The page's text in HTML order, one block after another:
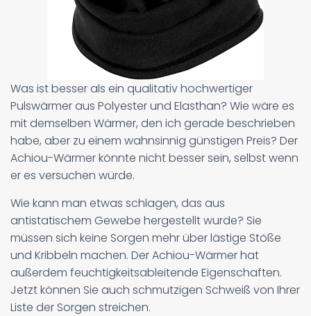
Was ist besser als ein qualitativ hochwertiger
Pulswärmer aus Polyester und Elasthan? Wie wäre es
mit demselben Wärmer, den ich gerade beschrieben
habe, aber zu einem wahnsinnig günstigen Preis? Der
Achiou-Wärmer könnte nicht besser sein, selbst wenn
er es versuchen würde.
Wie kann man etwas schlagen, das aus
antistatischem Gewebe hergestellt wurde? Sie
müssen sich keine Sorgen mehr über lästige Stöße
und Kribbeln machen. Der Achiou-Wärmer hat
außerdem feuchtigkeitsableitende Eigenschaften.
Jetzt können Sie auch schmutzigen Schweiß von Ihrer
Liste der Sorgen streichen.